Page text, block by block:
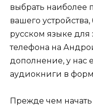
выбрать наиболее
вашего
русском языке
телефона на
дополнение, у нас
аудиокниги в
Прежде чем начать